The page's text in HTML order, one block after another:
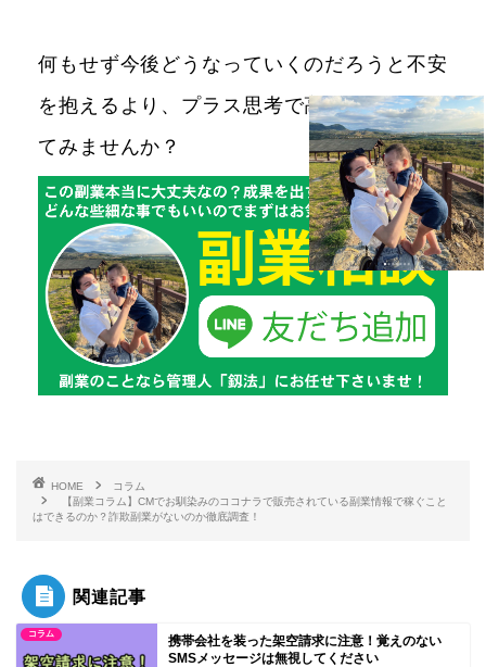
何もせず今後どうなっていくのだろうと不安
を抱えるより、プラス思考で高所得を目指し
てみませんか？
HOME
コラム
【副業コラム】CMでお馴染みのココナラで販売されている副業情報で稼ぐこと
はできるのか？詐欺副業がないのか徹底調査！
関連記事
コラム
携帯会社を装った架空請求に注意！覚えのない
SMSメッセージは無視してください